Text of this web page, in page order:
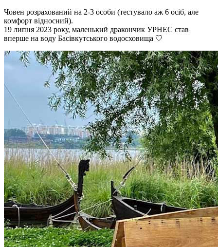
Човен розрахований на 2-3 особи (тестувало аж 6 осіб, але
комфорт відносний).
19 липня 2023 року, маленький дракончик УРНЕС став
вперше на воду Басівкутського водосховища 🤍